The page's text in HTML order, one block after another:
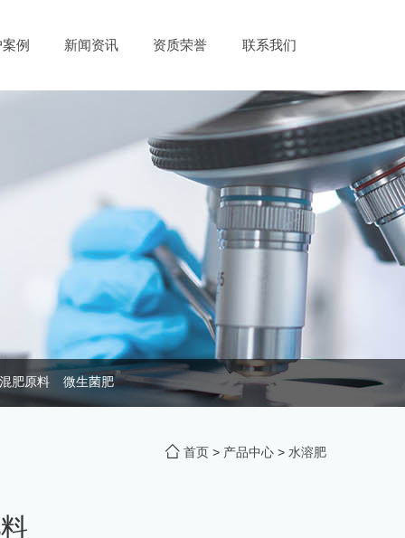
例 新闻资讯 资质荣誉 联系我们
肥原料 微生菌肥
首页 > 产品中心 > 水溶肥